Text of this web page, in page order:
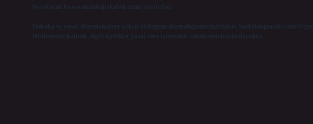
üye olarak bu sorumluluğu kabul etmiş sayılırlar.
Hukuka ve yasal düzenlemelere aykırı olduğunu düşündüğünüz içerikleri,
bildirmeniz halinde, ilgili içerikler yasal süre içerisinde sitemizden kaldırılacaktır.